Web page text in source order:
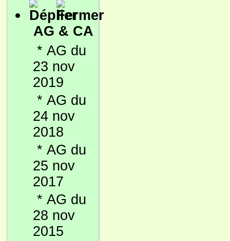
AG & CA
* AG du
23 nov
2019
* AG du
24 nov
2018
* AG du
25 nov
2017
* AG du
28 nov
2015